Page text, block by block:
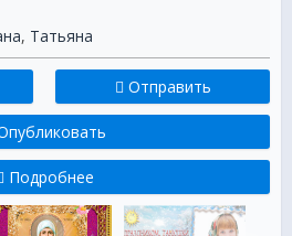
, Татьяна
Отправить
Подробнее